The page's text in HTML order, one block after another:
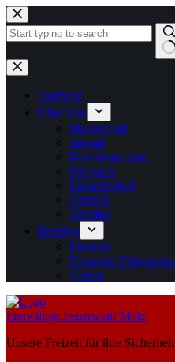
Zum
Inhalt
springen
Keine
Ergebnisse
Startseite
Über Uns
Mannschaft
Jugend
Bewerbsgruppe
Fuhrpark
Einsatzgebiet
Chronik
Termine
Beiträge
Einsätze
Übungen Tätigkeiten
Videos
Freiwillige Feuerwehr Mötz
Unsere Freizeit für ihre Sicherheit